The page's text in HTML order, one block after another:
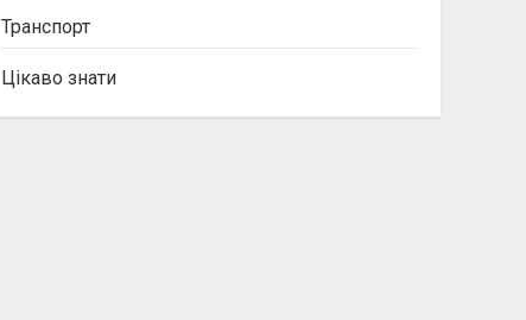
Транспорт
Цікаво знати